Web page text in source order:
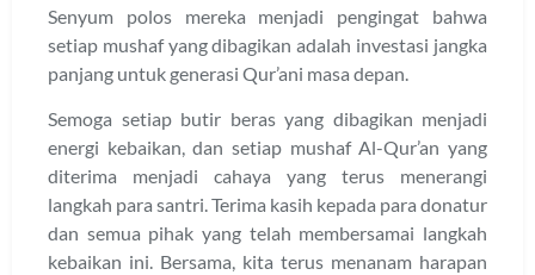
Senyum polos mereka menjadi pengingat bahwa
setiap mushaf yang dibagikan adalah investasi jangka
panjang untuk generasi Qur’ani masa depan.
Semoga setiap butir beras yang dibagikan menjadi
energi kebaikan, dan setiap mushaf Al-Qur’an yang
diterima menjadi cahaya yang terus menerangi
langkah para santri. Terima kasih kepada para donatur
dan semua pihak yang telah membersamai langkah
kebaikan ini. Bersama, kita terus menanam harapan